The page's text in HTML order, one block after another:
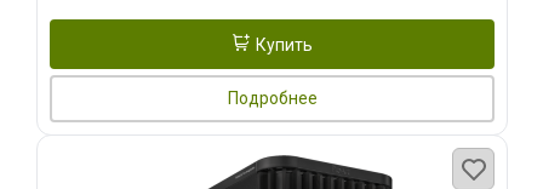
Купить
Подробнее